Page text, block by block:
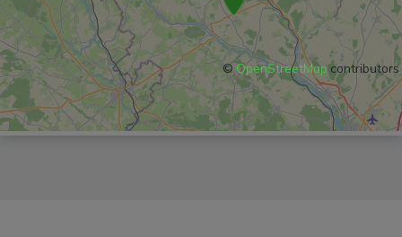
© OpenStreetMapcontributors